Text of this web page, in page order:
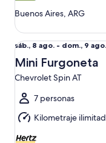
Buenos Aires, ARG
Del
sáb.,
8
ago.
al
dom.,
9
ago.
sáb., 8 ago. - dom., 9 ago.
Mini Furgoneta
Chevrolet Spin AT
7 personas
Kilometraje
Mini Furgoneta